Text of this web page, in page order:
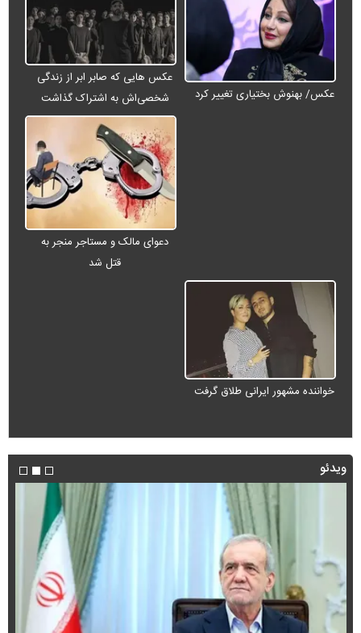
عکس/ بهنوش بختیاری تغییر کرد
عکس هایی که صابر ابر از زندگی
شخصی‌اش به اشتراک گذاشت
دعوای مالک و مستاجر منجر به
قتل شد
خواننده مشهور ایرانی طلاق گرفت
ویدئو